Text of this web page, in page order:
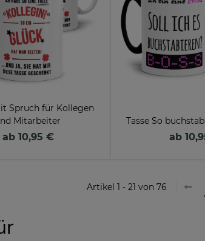
Spruch für Kollegen
Mitarbeiter
ab 10,95 €
Tasse So
ab
Artikel 1 - 21 von 76